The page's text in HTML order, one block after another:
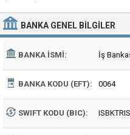
BANKA GENEL BILGILER
BANKA İSMI: İş
BANKA KODU (EFT): 0064
SWIFT KODU (BIC): ISBKTRIS